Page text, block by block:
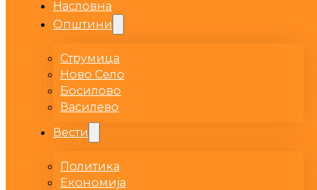
Насловна
Општини
Струмица
Ново Село
Босилово
Василево
Вести
Политика
Економија